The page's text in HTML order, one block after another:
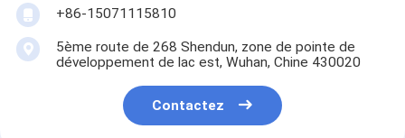
+86-15071115810
5ème route de 268 Shendun, zone de pointe de
développement de lac est, Wuhan, Chine 430020
Contactez